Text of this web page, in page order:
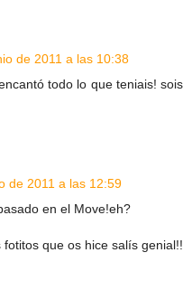
de 2011 a las 10:38
todo lo que teniais! sois
de 2011 a las 12:59
en el Move!eh?
que os hice salís genial!!